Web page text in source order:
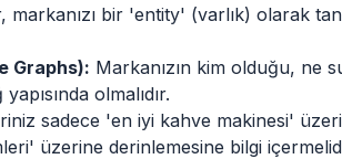
markanızı bir 'entity' (varlık) olarak
Graphs): Markanızın kim olduğu, ne
olmalıdır.
sadece 'en iyi kahve makinesi'
üzerine derinlemesine bilgi